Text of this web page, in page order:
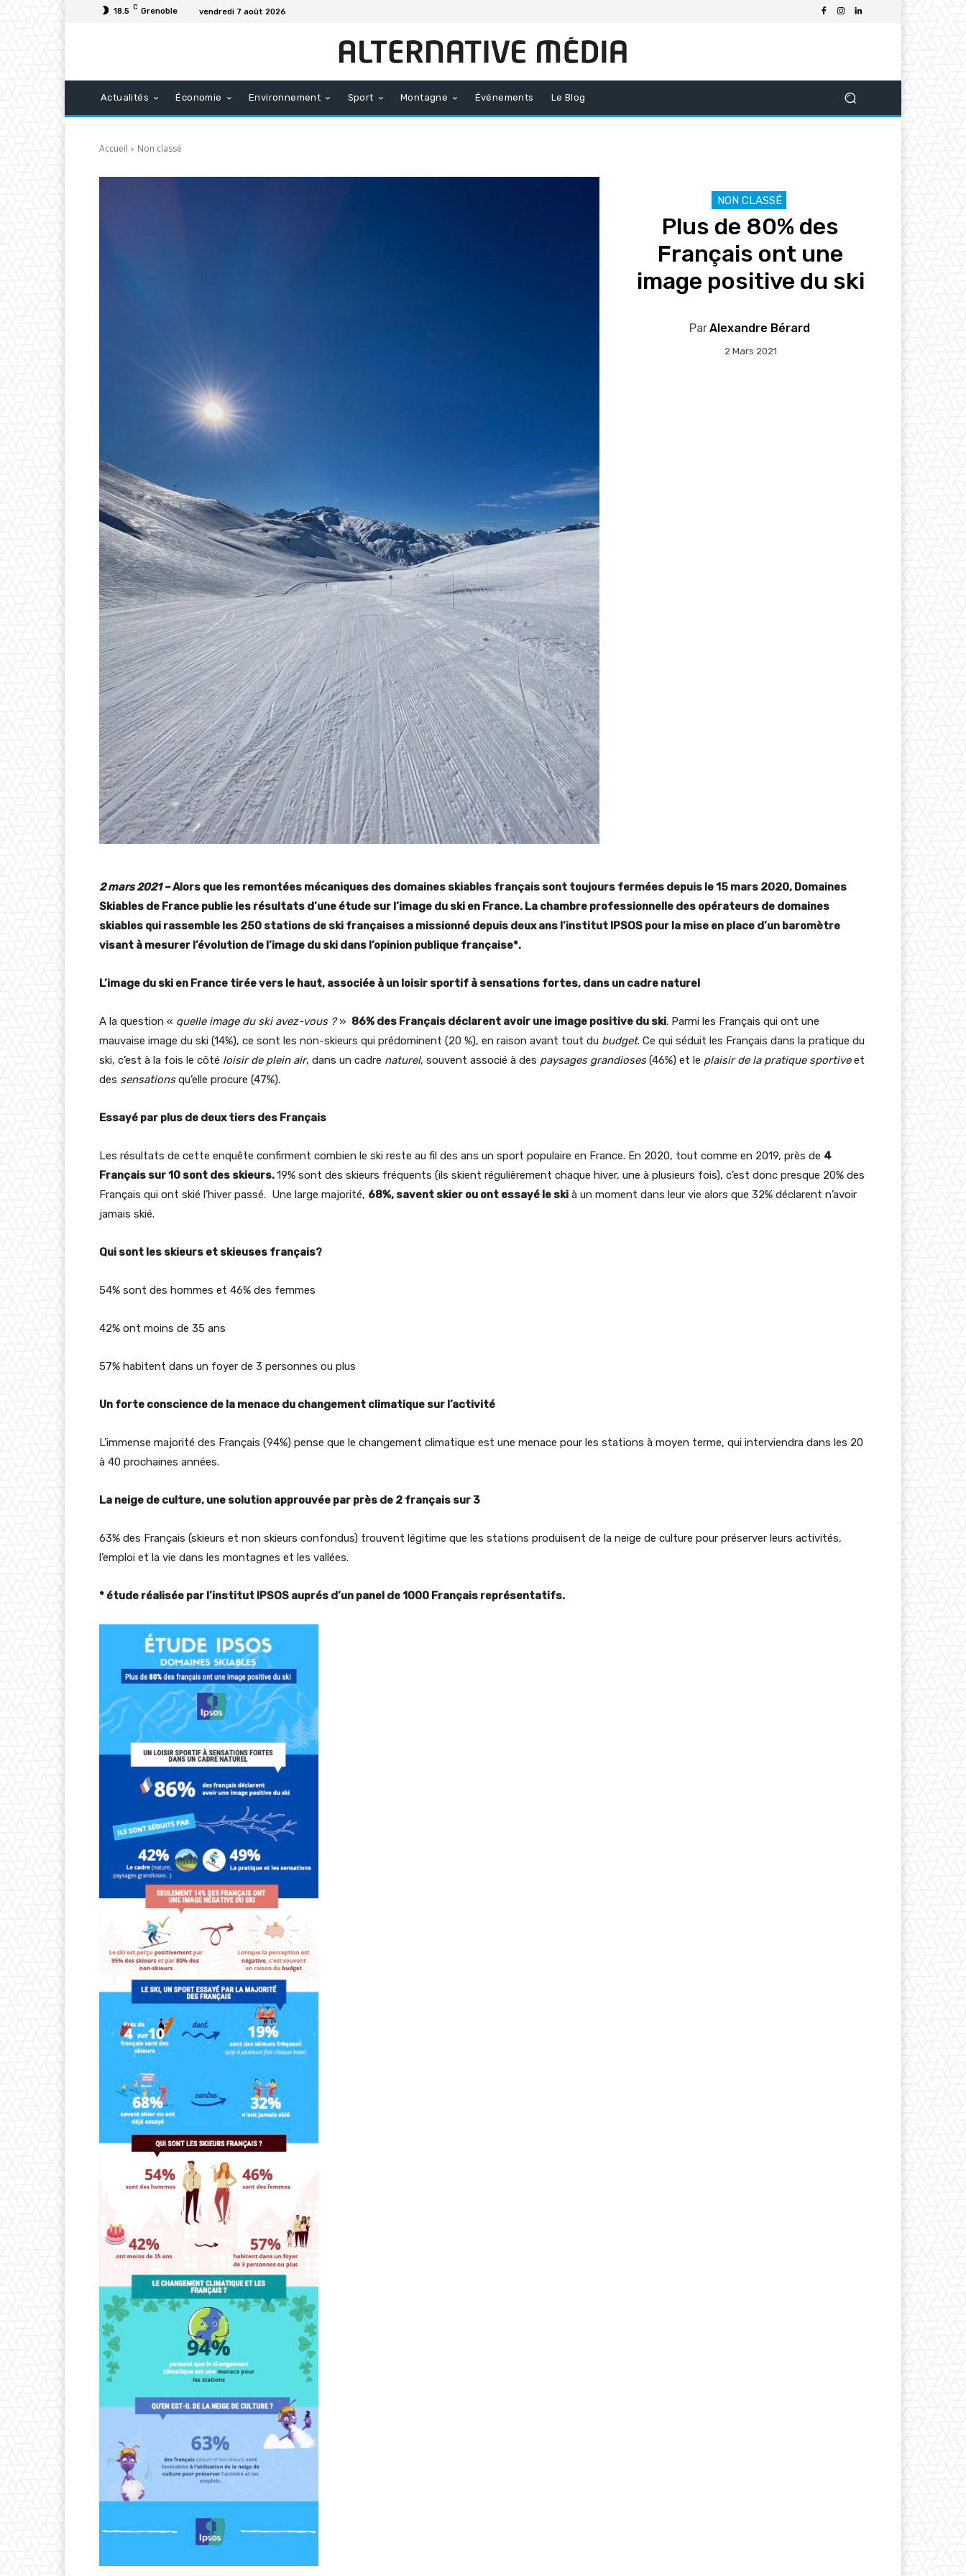
18.5 C Grenoble vendredi 7 août 2026
Actualités Économie Environnement Sport Montagne Événements Le Blog
Accueil Non classé
NON CLASSÉ
Plus de 80% des
Français ont une
image positive du ski
ParAlexandre Bérard
2 Mars 2021
2 mars 2021 –Alors que les remontées mécaniques des domaines skiables français sont toujours fermées depuis le 15 mars 2020, Domaines
Skiables de France publie les résultats d’une étude sur l’image du ski en France. La chambre professionnelle des opérateurs de domaines
skiables qui rassemble les 250 stations de ski françaises a missionné depuis deux ans l’institut IPSOS pour la mise en place d’un baromètre
visant à mesurer l’évolution de l’image du ski dans l’opinion publique française*.
L’image du ski en France tirée vers le haut, associée à un loisir sportif à sensations fortes, dans un cadre naturel
A la question « quelle image du ski avez-vous ?» 86% des Français déclarent avoir une image positive du ski. Parmi les Français qui ont une
mauvaise image du ski (14%), ce sont les non-skieurs qui prédominent (20 %), en raison avant tout du budget. Ce qui séduit les Français dans la pratique du
ski, c’est à la fois le côté loisir de plein air, dans un cadre naturel, souvent associé à des paysages grandioses(46%) et le plaisir de la pratique sportiveet
des sensationsqu’elle procure (47%).
Essayé par plus de deux tiers des Français
Les résultats de cette enquête confirment combien le ski reste au fil des ans un sport populaire en France. En 2020, tout comme en 2019, près de 4
Français sur 10 sont des skieurs.19% sont des skieurs fréquents (ils skient régulièrement chaque hiver, une à plusieurs fois), c’est donc presque 20% des
Français qui ont skié l’hiver passé. Une large majorité, 68%, savent skier ou ont essayé le ski à un moment dans leur vie alors que 32% déclarent n’avoir
jamais skié.
Qui sont les skieurs et skieuses français?
54% sont des hommes et 46% des femmes
42% ont moins de 35 ans
57% habitent dans un foyer de 3 personnes ou plus
Un forte conscience de la menace du changement climatique sur l’activité
L’immense majorité des Français (94%) pense que le changement climatique est une menace pour les stations à moyen terme, qui interviendra dans les 20
à 40 prochaines années.
La neige de culture, une solution approuvée par près de 2 français sur 3
63% des Français (skieurs et non skieurs confondus) trouvent légitime que les stations produisent de la neige de culture pour préserver leurs activités,
l’emploi et la vie dans les montagnes et les vallées.
* étude réalisée par l’institut IPSOS auprés d’un panel de 1000 Français représentatifs.